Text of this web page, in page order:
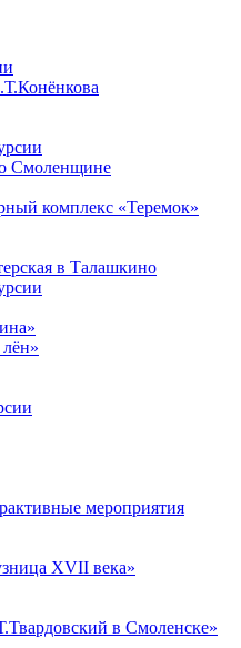
Смоленщине
комплекс «Теремок»
в Талашкино
мероприятия
XVII века»
в Смоленске»